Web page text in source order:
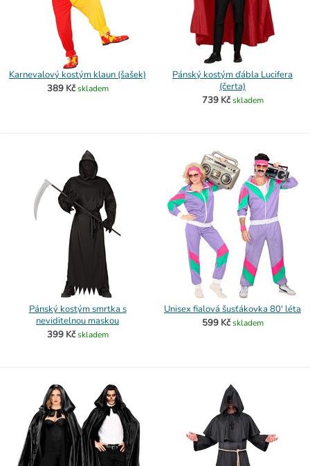
Karnevalový kostým klaun (šašek)
389 Kč skladem
Pánský kostým ďábla Lucifera
(čerta)
739 Kč skladem
Pánský kostým smrtka s
neviditelnou maskou
399 Kč skladem
Unisex fialová šusťákovka 80' léta
599 Kč skladem